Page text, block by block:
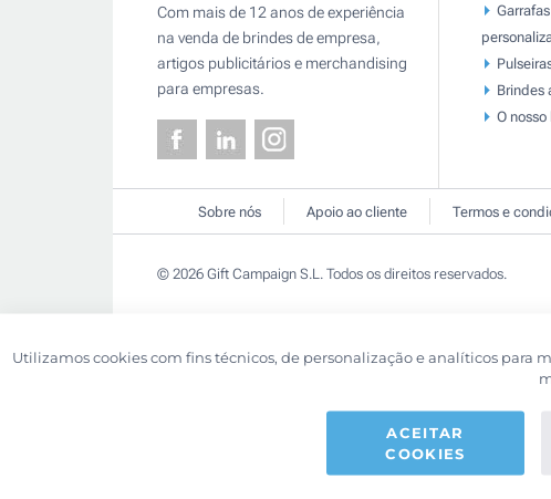
Com mais de 12 anos de experiência
na venda de brindes de empresa,
artigos publicitários e merchandising
para empresas.
Brindes
O nosso
Sobre nós Apoio ao cliente Termos e
© 2026 Gift Campaign S.L. Todos os direitos reservados.
Utilizamos cookies com fins técnicos, de personalização e analíticos para
ACEITAR
COOKIES